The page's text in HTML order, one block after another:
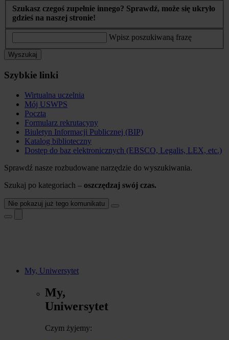
Szukasz czegoś zupełnie innego? Sprawdź, może się ukryło
gdzieś na naszej stronie!
Wpisz poszukiwaną frazę
Wyszukaj
Szybkie linki
Wirtualna uczelnia
Mój USWPS
Poczta
Formularz rekrutacyny
Biuletyn Informacji Publicznej (BIP)
Katalog biblioteczny
Dostęp do baz elektronicznych (EBSCO, Legalis, LEX, etc.)
Sprawdź nasze rozbudowane narzędzie do wyszukiwania.
Szukaj po kategoriach – oszczędzaj swój czas.
Nie pokazuj już tego komunikatu
My, Uniwersytet
My,
Uniwersytet
Czym żyjemy: